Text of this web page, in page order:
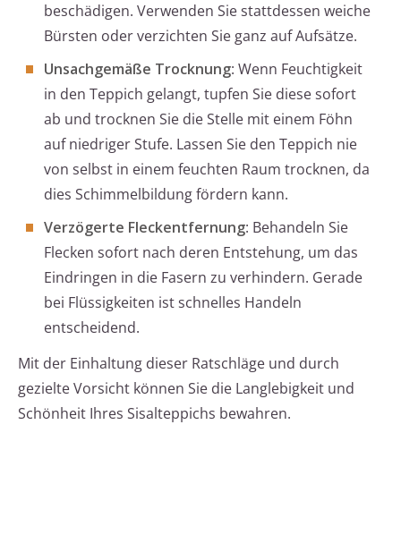
beschädigen. Verwenden Sie stattdessen weiche
Bürsten oder verzichten Sie ganz auf Aufsätze.
Unsachgemäße Trocknung: Wenn Feuchtigkeit
in den Teppich gelangt, tupfen Sie diese sofort
ab und trocknen Sie die Stelle mit einem Föhn
auf niedriger Stufe. Lassen Sie den Teppich nie
von selbst in einem feuchten Raum trocknen, da
dies Schimmelbildung fördern kann.
Verzögerte Fleckentfernung: Behandeln Sie
Flecken sofort nach deren Entstehung, um das
Eindringen in die Fasern zu verhindern. Gerade
bei Flüssigkeiten ist schnelles Handeln
entscheidend.
Mit der Einhaltung dieser Ratschläge und durch
gezielte Vorsicht können Sie die Langlebigkeit und
Schönheit Ihres Sisalteppichs bewahren.